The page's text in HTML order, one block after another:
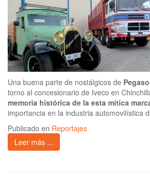
Una buena parte de nostálgicos de Pegaso
torno al concesionario de Iveco en
memoria histórica de la esta mítica
importancia en la industria automovilística
Publicado en Reportajes
Leer más ...